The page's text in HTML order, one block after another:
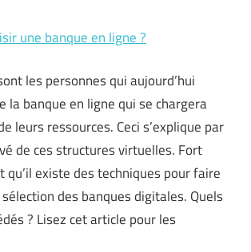
une banque en ligne ?
les personnes qui aujourd’hui
la banque en ligne qui se chargera
leurs ressources. Ceci s’explique par
de ces structures virtuelles. Fort
qu’il existe des techniques pour faire
des banques digitales. Quels
? Lisez cet article pour les